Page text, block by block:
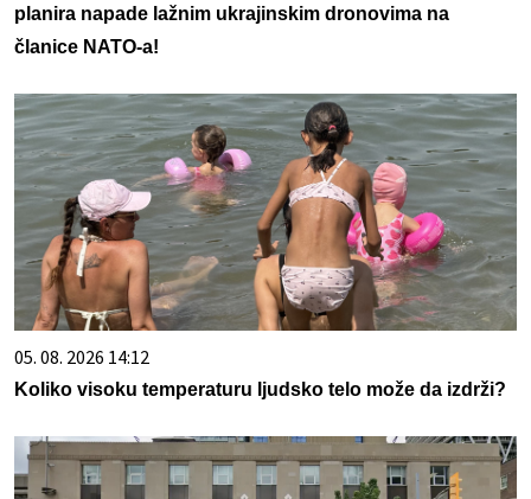
planira napade lažnim ukrajinskim dronovima na
članice NATO-a!
05. 08. 2026 14:12
Koliko visoku temperaturu ljudsko telo može da izdrži?